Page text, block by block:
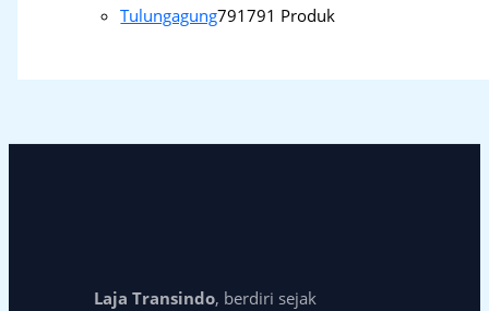
Tulungagung791791 Produk
Laja Transindo, berdiri sejak